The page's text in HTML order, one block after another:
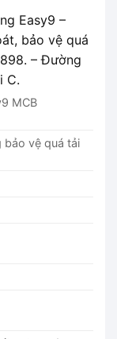
Easy9 –
bảo vệ quá
– Đường
C.
MCB
bảo vệ quá tải